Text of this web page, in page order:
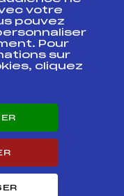
Suivi
votre
pouvez
Pour
sur
cliquez